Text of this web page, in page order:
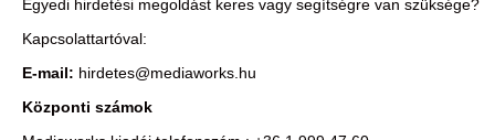
Egyedi hirdetési megoldást keres vagy segítségre van szüksége?
Kapcsolattartóval:
E-mail: hirdetes@mediaworks.hu
Központi számok